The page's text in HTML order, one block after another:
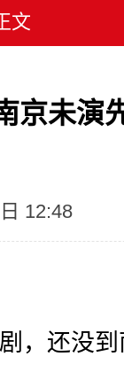
文
京未演
12:48
还没到